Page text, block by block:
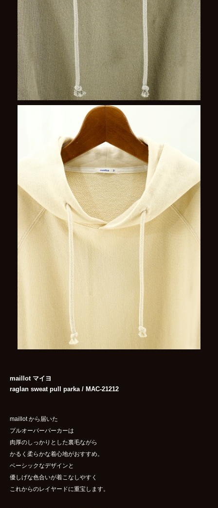
maillot マイヨ
raglan sweat pull parka / MAC-21212
maillot から届いた
プルオーバーパーカーは
肉厚のしっかりとした裏毛ながら
かるく柔らかな着心地がおすすめ。
ベーシックなデザインと
優しげな色合いが着こなしやすく
これからのレイヤードに重宝します。